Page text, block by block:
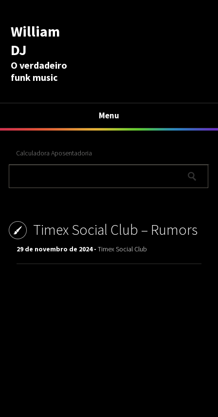
William
DJ
O verdadeiro
funk music
Menu
Calculadora Aposentadoria
Timex Social Club ‎– Rumors
29 de novembro de 2024 -Timex Social Club